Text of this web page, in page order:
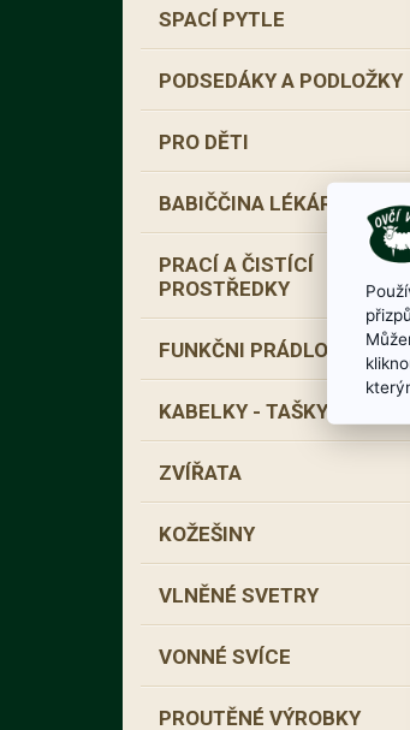
SPACÍ PYTLE
PODSEDÁKY A PODLOŽKY
PRO DĚTI
BABIČČINA LÉKÁRNA
PRACÍ A ČISTÍCÍ
PROSTŘEDKY
FUNKČNI PRÁDLO
KABELKY - TAŠKY
ZVÍŘATA
KOŽEŠINY
VLNĚNÉ SVETRY
VONNÉ SVÍCE
PROUTĚNÉ VÝROBKY